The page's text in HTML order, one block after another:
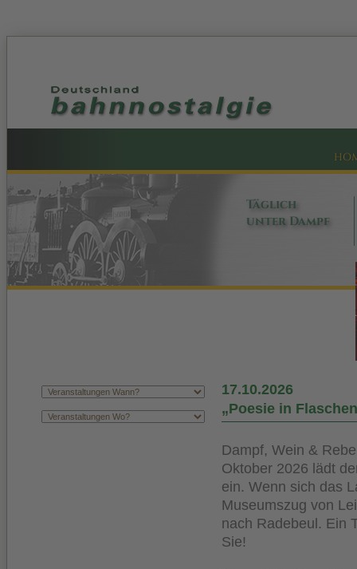
Täglich
unter Dampf
17.10.2026
„Poesie in
Dampf, Wein &
Oktober 2026 lädt
ein. Wenn sich das
Museumszug von
nach Radebeul. Ein
Sie!